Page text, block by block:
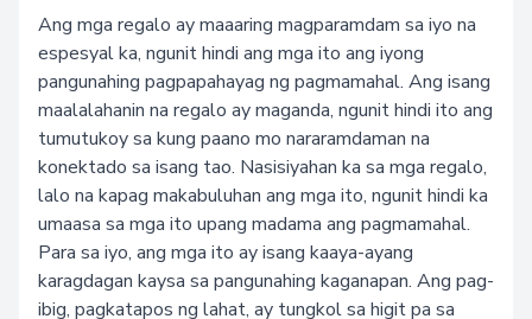
Ang mga regalo ay maaaring magparamdam sa iyo na
espesyal ka, ngunit hindi ang mga ito ang iyong
pangunahing pagpapahayag ng pagmamahal. Ang isang
maalalahanin na regalo ay maganda, ngunit hindi ito ang
tumutukoy sa kung paano mo nararamdaman na
konektado sa isang tao. Nasisiyahan ka sa mga regalo,
lalo na kapag makabuluhan ang mga ito, ngunit hindi ka
umaasa sa mga ito upang madama ang pagmamahal.
Para sa iyo, ang mga ito ay isang kaaya-ayang
karagdagan kaysa sa pangunahing kaganapan. Ang pag-
ibig, pagkatapos ng lahat, ay tungkol sa higit pa sa